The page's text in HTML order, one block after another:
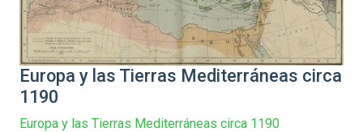
Europa y las Tierras Mediterráneas circa
1190
Europa y las Tierras Mediterráneas circa 1190